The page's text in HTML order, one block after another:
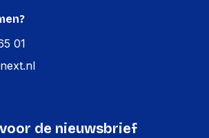
01
de nieuwsbrief